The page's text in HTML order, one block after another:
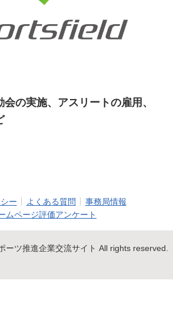
の実施、アスリートの雇用、
ー よくある質問
事務局情報
ムページ評価アンケート
ーツ推進企業交流サイト All rights reserved.